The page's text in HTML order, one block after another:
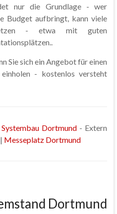
nur die Grundlage - wer
Budget aufbringt, kann viele
- etwa mit guten
Sie sich ein Angebot für einen
- kostenlos versteht
Systembau Dortmund - Extern
Messeplatz Dortmund
Dortmund